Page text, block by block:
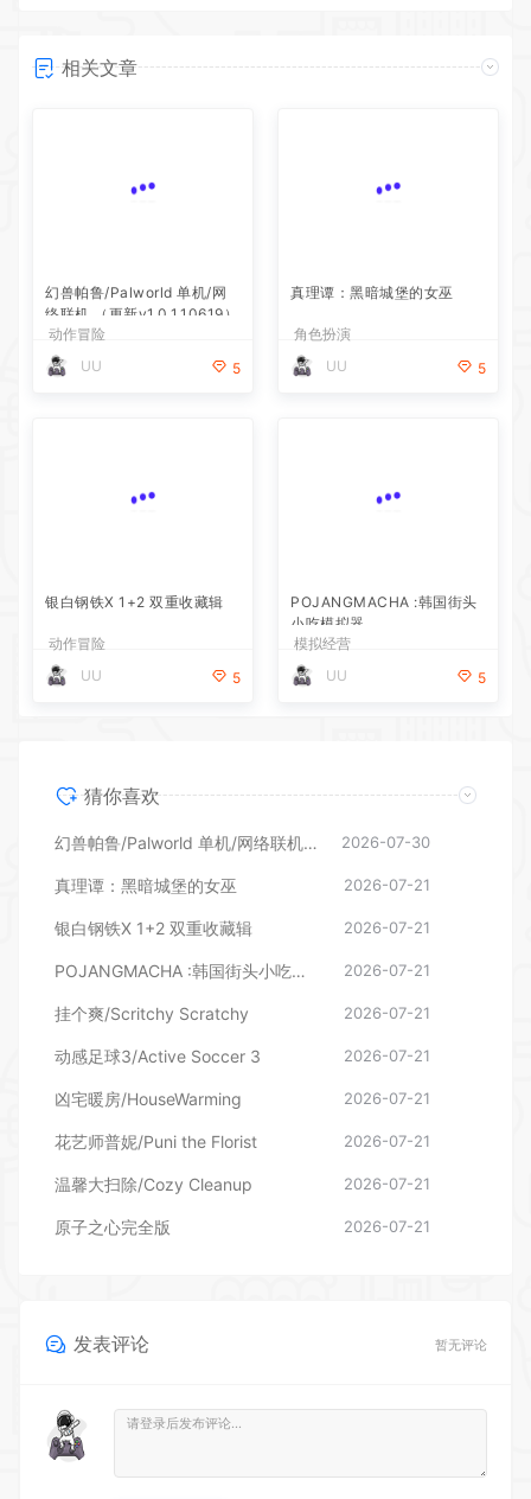
相关文章
幻兽帕鲁/Palworld 单机/网
络联机 （更新v1.0.1.10619）
动作冒险
UU
5
POJANGMACHA :韩国街头
小吃模拟器
模拟经营
UU
5
猜你喜欢
幻兽帕鲁/Palworld 单机/网络联机 （更新v1.0.1.10619） 2026-07-30
真理谭：黑暗城堡的女巫 2026-07-21
银白钢铁X 1+2 双重收藏辑 2026-07-21
POJANGMACHA :韩国街头小吃模拟器 2026-07-21
挂个爽/Scritchy Scratchy 2026-07-21
动感足球3/Active Soccer 3 2026-07-21
凶宅暖房/HouseWarming 2026-07-21
花艺师普妮/Puni the Florist 2026-07-21
温馨大扫除/Cozy Cleanup 2026-07-21
原子之心完全版 2026-07-21
发表评论 暂无评论